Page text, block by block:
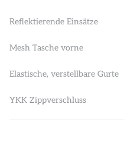
Reflektierende Einsätze
Mesh Tasche vorne
Elastische, verstellbare Gurte
YKK Zippverschluss